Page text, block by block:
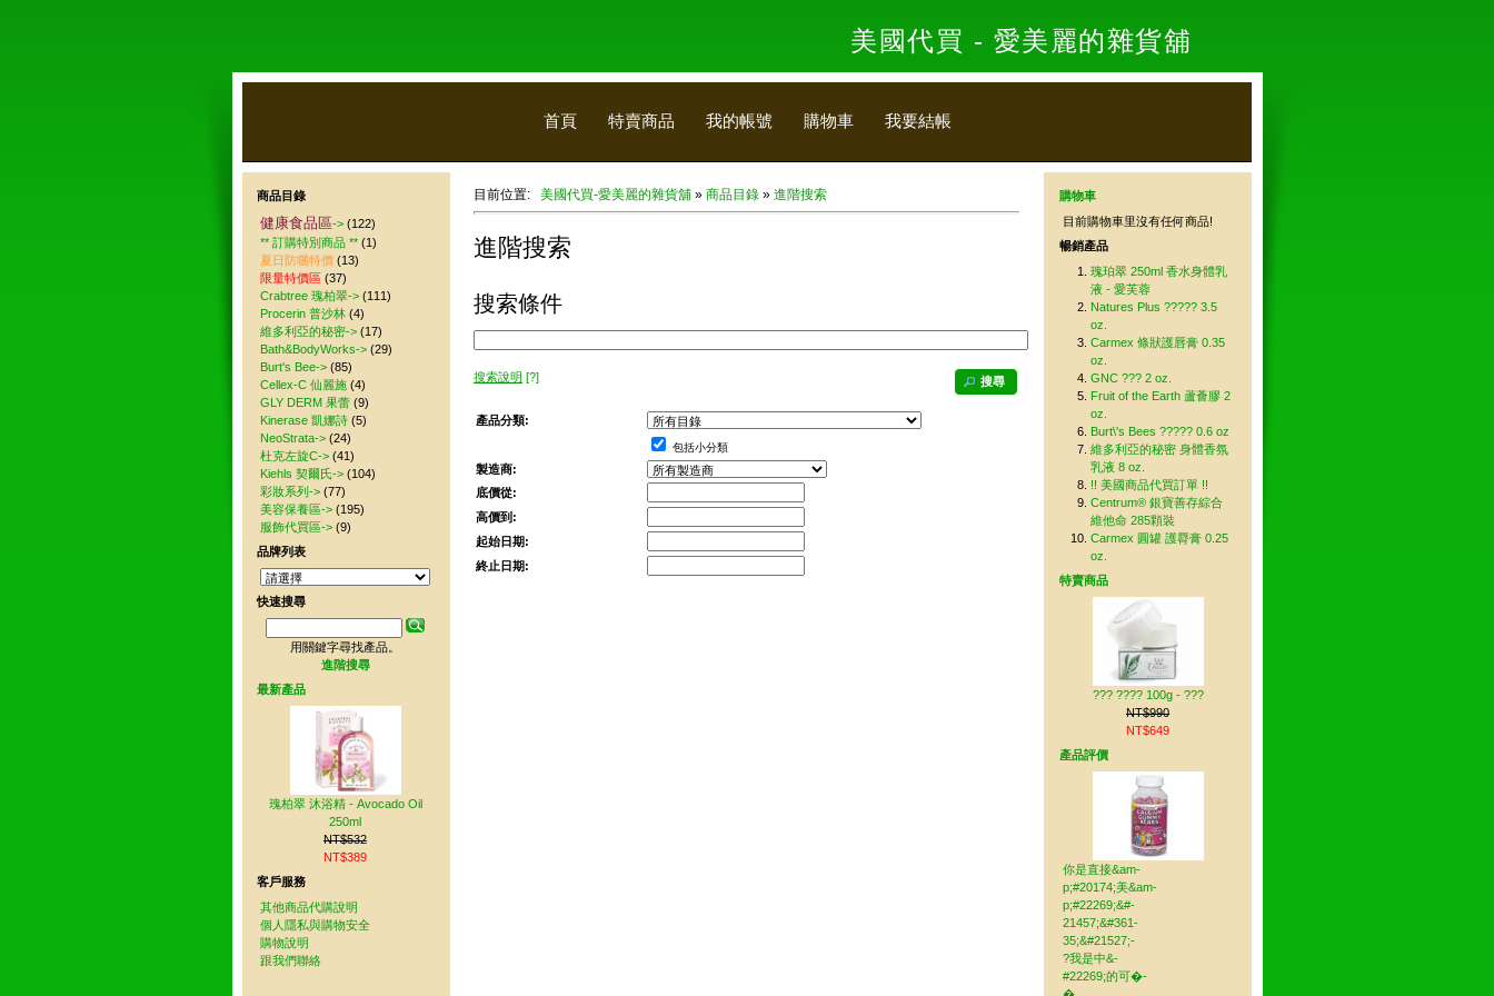
首頁 特賣商品 我的帳號 購物車 我要結帳
目前位置: 美國代買-愛美麗的雜貨舖 » 商品目錄 » 進階搜索
進階搜索
搜索條件
搜索說明 [?] 搜尋
產品分類:
包括小分類
製造商:
底價從:
高價到:
起始日期:
終止日期:
商品目錄
健康食品區-> (122)
** 訂購特別商品 ** (1)
夏日防曬特價 (13)
限量特價區 (37)
Crabtree 瑰柏翠-> (111)
Procerin 普沙林 (4)
維多利亞的秘密-> (17)
Bath&BodyWorks-> (29)
Burt's Bee-> (85)
Cellex-C 仙麗施 (4)
GLY DERM 果蕾 (9)
Kinerase 凱娜詩 (5)
NeoStrata-> (24)
杜克左旋C-> (41)
Kiehls 契爾氏-> (104)
彩妝系列-> (77)
美容保養區-> (195)
服飾代買區-> (9)
品牌列表
快速搜尋
用關鍵字尋找產品。
進階搜尋
最新產品
瑰柏翠 沐浴精 - Avocado Oil
250ml
NT$532
NT$389
客戶服務
其他商品代購說明
個人隱私與購物安全
購物說明
跟我們聯絡
購物車
目前購物車里沒有任何商品!
暢銷產品
瑰珀翠 250ml 香水身體乳
液 - 愛芙蓉
Natures Plus ????? 3.5
oz.
Carmex 條狀護唇膏 0.35
oz.
GNC ??? 2 oz.
Fruit of the Earth 蘆薈膠 2
oz.
Burt\'s Bees ????? 0.6 oz
維多利亞的秘密 身體香氛
乳液 8 oz.
!! 美國商品代買訂單 !!
Centrum® 銀寶善存綜合
維他命 285顆裝
Carmex 圓罐 護脣膏 0.25
oz.
特賣商品
??? ???? 100g - ???
NT$990
NT$649
產品評價
你是直接&am-
p;#20174;美&am-
p;#22269;&#-
21457;&#361-
35;&#21527;-
?我是中&-
#22269;的可�-
美國代買 - 愛美麗的雜貨舖